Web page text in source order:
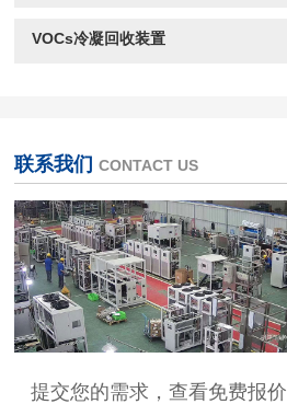
VOCs冷凝回收装置
联系我们 CONTACT US
提交您的需求，查看免费报价